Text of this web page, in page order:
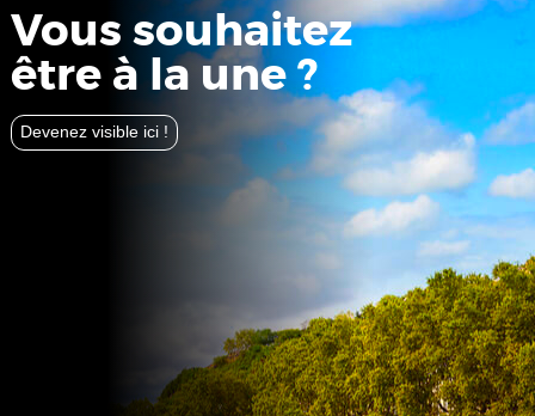
Vous souhaitez
être à la une ?
Devenez visible ici !